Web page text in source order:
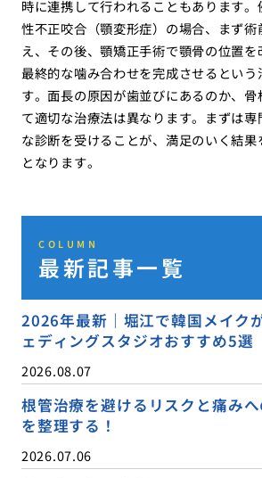
時に連携して行われることもあります
性不正咬合（顎変形症）の場合、まず
え、その後、顎矯正手術で顎骨の位置
最終的な噛み合わせを完成させるとい
す。面長の原因が歯並びにあるのか、
て適切な治療法は異なります。まずは
な診断を受けることが、満足のいく結
となります。
COLUMN
最新記事一覧
2026年最新｜堀江で韓国メイク
ェディングスタジオおすすめ5選
2026.08.07
根管治療を避けるリスクと痛み
を整理する！
2026.07.06